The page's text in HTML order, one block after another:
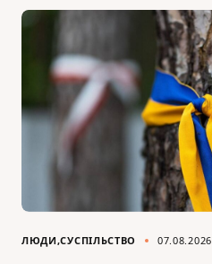
ЛЮДИ СУСПІЛЬСТВО 07.08.2026